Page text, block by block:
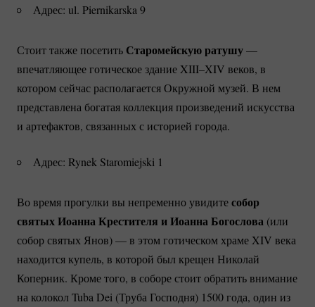
Адрес: ul. Piernikarska 9
Стоит также посетить Старомейскую ратушу—
впечатляющее готическое здание XIII–XIV веков, в
котором сейчас располагается Окружной музей. В нем
представлена богатая коллекция произведений искусства
и артефактов, связанных с историей города.
Адрес: Rynek Staromiejski 1
Во время прогулки вы непременно увидитесобор
святых Иоанна Крестителя и Иоанна Богослова (или
собор святых Янов) — в этом готическом храме XIV века
находится купель, в которой был крещен Николай
Коперник. Кроме того, в соборе стоит обратить внимание
на колокол Tuba Dei (Труба Господня) 1500 года, один из